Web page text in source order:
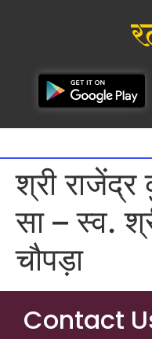
श्री
सा – स्व.
चौपड़ा
Contact